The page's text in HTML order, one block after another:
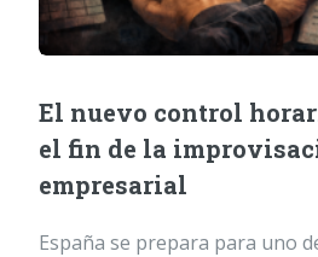
El nuevo control
el fin de la
empresarial
España se prepara para uno